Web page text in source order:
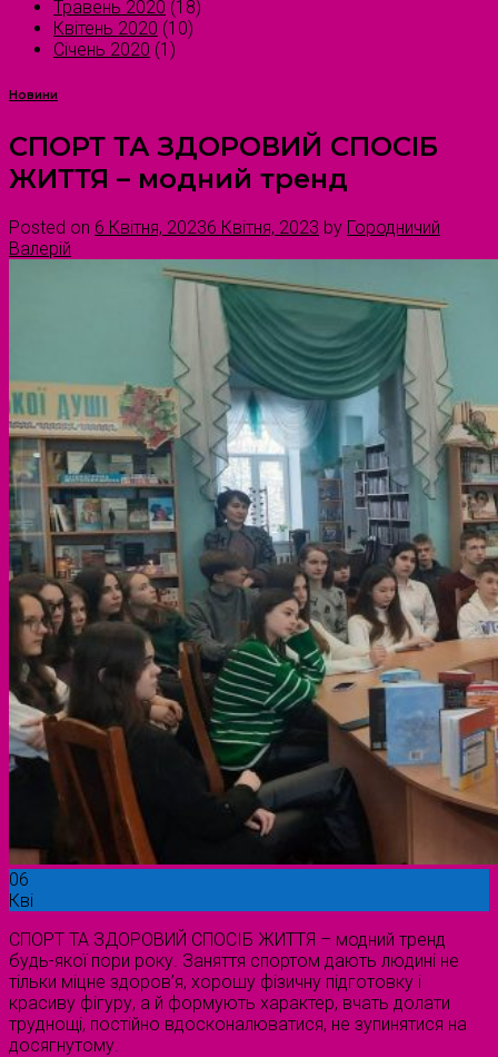
Травень 2020 (18)
Квітень 2020 (10)
Січень 2020 (1)
Новини
СПОРТ ТА ЗДОРОВИЙ СПОСІБ
ЖИТТЯ – модний тренд
Posted on 6 Квітня, 20236 Квітня, 2023 by Городничий
Валерій
06
Кві
СПОРТ ТА ЗДОРОВИЙ СПОСІБ ЖИТТЯ – модний тренд
будь-якої пори року. Заняття спортом дають людині не
тільки міцне здоров’я, хорошу фізичну підготовку і
красиву фігуру, а й формують характер, вчать долати
труднощі, постійно вдосконалюватися, не зупинятися на
досягнутому.